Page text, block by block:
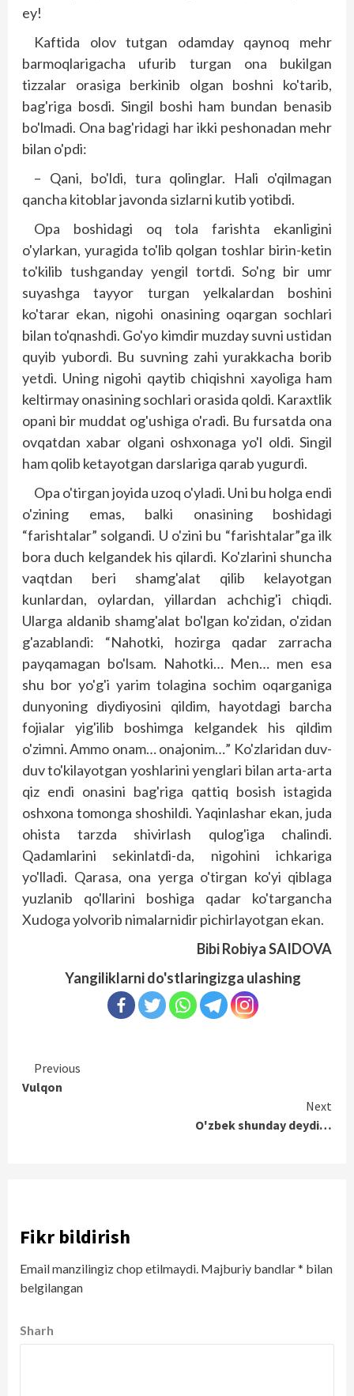
ey!
Kaftida olov tutgan odamday qaynoq mehr
barmoqlarigacha ufurib turgan ona bukilgan
tizzalar orasiga berkinib olgan boshni ko'tarib,
bag'riga bosdi. Singil boshi ham bundan benasib
bo'lmadi. Ona bag'ridagi har ikki peshonadan mehr
bilan o'pdi:
– Qani, bo'ldi, tura qolinglar. Hali o'qilmagan
qancha kitoblar javonda sizlarni kutib yotibdi.
Opa boshidagi oq tola farishta ekanligini
o'ylarkan, yuragida to'lib qolgan toshlar birin-ketin
to'kilib tushganday yengil tortdi. So'ng bir umr
suyashga tayyor turgan yelkalardan boshini
ko'tarar ekan, nigohi onasining oqargan sochlari
bilan to'qnashdi. Go'yo kimdir muzday suvni ustidan
quyib yubordi. Bu suvning zahi yurakkacha borib
yetdi. Uning nigohi qaytib chiqishni xayoliga ham
keltirmay onasining sochlari orasida qoldi. Karaxtlik
opani bir muddat og'ushiga o'radi. Bu fursatda ona
ovqatdan xabar olgani oshxonaga yo'l oldi. Singil
ham qolib ketayotgan darslariga qarab yugurdi.
Opa o'tirgan joyida uzoq o'yladi. Uni bu holga endi
o'zining emas, balki onasining boshidagi
“farishtalar” solgandi. U o'zini bu “farishtalar”ga ilk
bora duch kelgandek his qilardi. Ko'zlarini shuncha
vaqtdan beri shamg'alat qilib kelayotgan
kunlardan, oylardan, yillardan achchig'i chiqdi.
Ularga aldanib shamg'alat bo'lgan ko'zidan, o'zidan
g'azablandi: “Nahotki, hozirga qadar zarracha
payqamagan bo'lsam. Nahotki… Men… men esa
shu bor yo'g'i yarim tolagina sochim oqarganiga
dunyoning diydiyosini qildim, hayotdagi barcha
fojialar yig'ilib boshimga kelgandek his qildim
o'zimni. Ammo onam… onajonim…” Ko'zlaridan duv-
duv to'kilayotgan yoshlarini yenglari bilan arta-arta
qiz endi onasini bag'riga qattiq bosish istagida
oshxona tomonga shoshildi. Yaqinlashar ekan, juda
ohista tarzda shivirlash qulog'iga chalindi.
Qadamlarini sekinlatdi-da, nigohini ichkariga
yo'lladi. Qarasa, ona yerga o'tirgan ko'yi qiblaga
yuzlanib qo'llarini boshiga qadar ko'targancha
Xudoga yolvorib nimalarnidir pichirlayotgan ekan.
Bibi Robiya SAIDOVA
Yangiliklarni do'stlaringizga ulashing
Continue
Reading
Previous
Vulqon
Next
O'zbek shunday deydi…
Fikr bildirish
Email manzilingiz chop etilmaydi. Majburiy bandlar* bilan
belgilangan
Sharh